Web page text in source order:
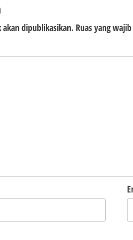
dipublikasikan. Ruas yang